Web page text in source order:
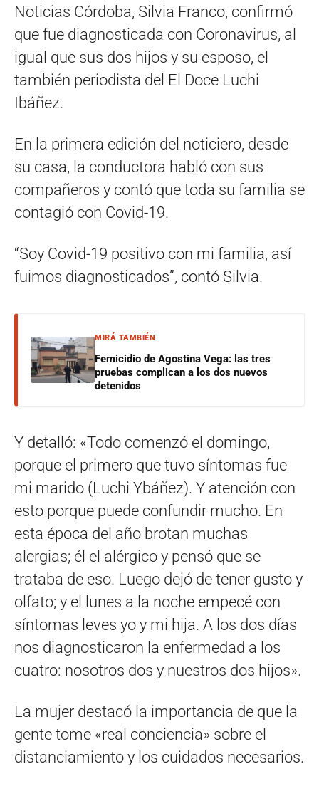
Noticias Córdoba, Silvia Franco, confirmó
que fue diagnosticada con Coronavirus, al
igual que sus dos hijos y su esposo, el
también periodista del El Doce Luchi
Ibáñez.
En la primera edición del noticiero, desde
su casa, la conductora habló con sus
compañeros y contó que toda su familia se
contagió con Covid-19.
“Soy Covid-19 positivo con mi familia, así
fuimos diagnosticados”, contó Silvia.
MIRÁ TAMBIÉN
Femicidio de Agostina Vega: las tres
pruebas complican a los dos nuevos
detenidos
Y detalló: «Todo comenzó el domingo,
porque el primero que tuvo síntomas fue
mi marido (Luchi Ybáñez). Y atención con
esto porque puede confundir mucho. En
esta época del año brotan muchas
alergias; él el alérgico y pensó que se
trataba de eso. Luego dejó de tener gusto y
olfato; y el lunes a la noche empecé con
síntomas leves yo y mi hija. A los dos días
nos diagnosticaron la enfermedad a los
cuatro: nosotros dos y nuestros dos hijos».
La mujer destacó la importancia de que la
gente tome «real conciencia» sobre el
distanciamiento y los cuidados necesarios.